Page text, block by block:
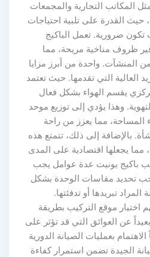
المكاتب التجارية والمجمعات
حيث القدرة على تلبية احتياجات
ضرورية. تعمل الباكيج
ظروف مناخية مريحة، مما
من المنشآت. واحدة من أبرز مزايا
العالية التي تقدمها. حيث تعتمد
يقسم الهواء بشكل فعال
وهذا يؤدي إلى توزيع موحد
المساحة، مما يعزز من راحة
بالإضافة إلى ذلك، تتمتع هذه
مما يجعلها اقتصادية على المدى
باكيج يونيت عدة عوامل يجب
يجب تحديد مقاسات الوحدة بشكل
تبريدها أو تدفئتها.
اختيار موقع التركيب بطريقة
عن العوائق التي قد تؤثر على
بعمليات الصيانة الدورية
الجيدة تضمن استمرار كفاءة